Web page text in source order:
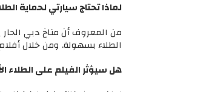
لماذا تحتاج سيارتي لحماية
من المعروف أن مناخ دبي
الطلاء بسهولة. ومن خلال
هل سيؤثر الفيلم على الطلاء